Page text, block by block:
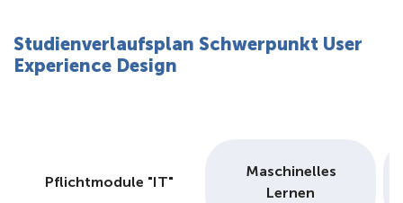
Studienverlaufsplan Schwerpunkt User
Experience Design
Pflichtmodule "IT"
Maschinelles
Lernen